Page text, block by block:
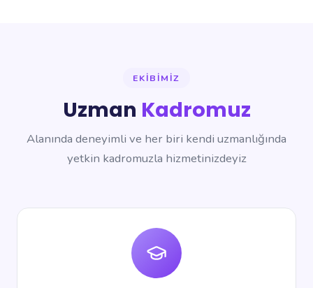
EKIBIMIZ
Uzman Kadromuz
Alanında deneyimli ve her biri kendi uzmanlığında
yetkin kadromuzla hizmetinizdeyiz